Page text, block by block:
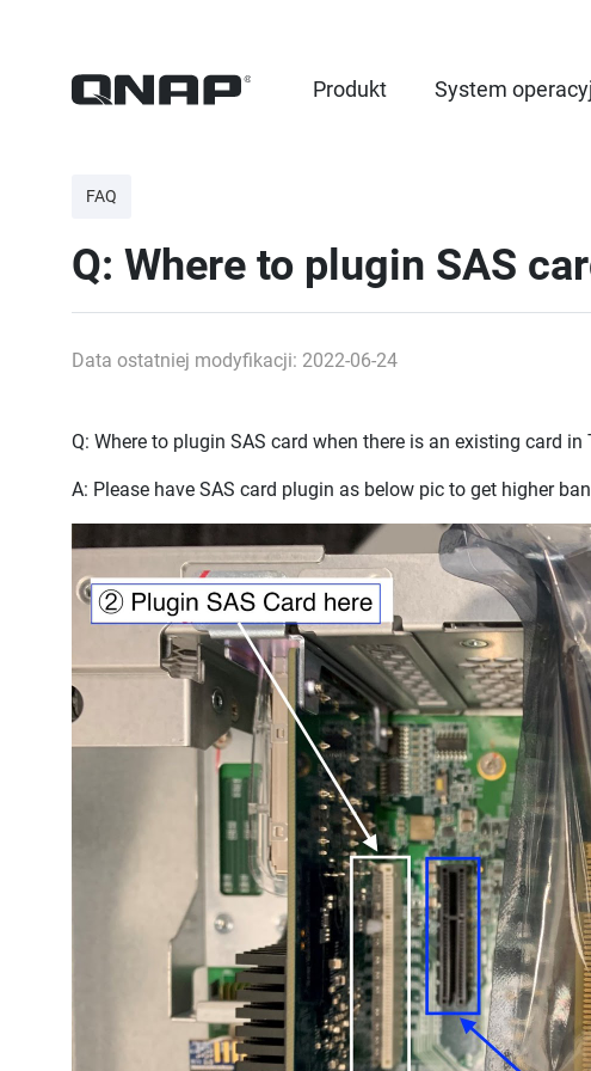
Produkt System
FAQ
Q: Where to plugin SAS
Data ostatniej modyfikacji: 2022-06-24
Q: Where to plugin SAS card when there is an existing card in
A: Please have SAS card plugin as below pic to get higher